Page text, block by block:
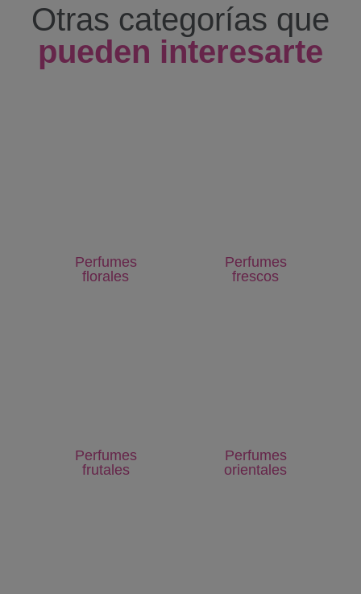
Otras categorías que
pueden interesarte
Perfumes
florales
Perfumes
frescos
Perfumes
frutales
Perfumes
orientales